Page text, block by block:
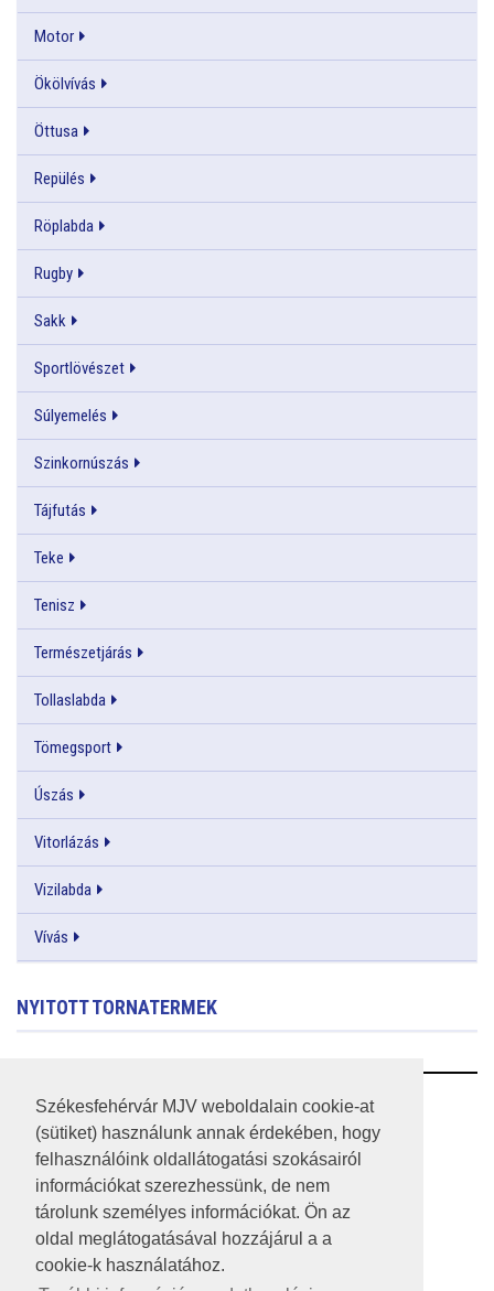
Székesfehérvár MJV weboldalain cookie-at
(sütiket) használunk annak érdekében, hogy
felhasználóink oldallátogatási szokásairól
információkat szerezhessünk, de nem
tárolunk személyes információkat. Ön az
oldal meglátogatásával hozzájárul a a
cookie-k használatához.
Motor
Ökölvívás
Öttusa
Repülés
Röplabda
Rugby
Sakk
Sportlövészet
Súlyemelés
Szinkornúszás
Tájfutás
Teke
Tenisz
Természetjárás
Tollaslabda
Tömegsport
Úszás
Vitorlázás
Vizilabda
Vívás
NYITOTT TORNATERMEK
RSS
A HONLAP 2017.03.31-I ÁLLAPOTA
JOGI NYILATKOZAT
IMPRESSZUM